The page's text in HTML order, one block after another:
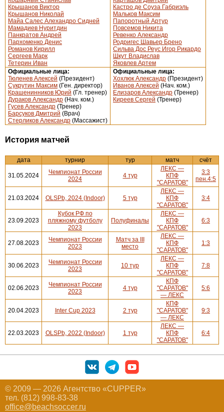
Крышанов Виктор
Крышанов Николай
Майа Салес Алехандро Сидней
Мамадиев Нуритдин
Панкратов Андрей
Пархоменко Денис
Романов Кирилл
Сергеев Марк
Тетерин Иван
Кастро де Соуза Габриэль
Мальков Максим
Папоротный Артур
Повсемов Никита
Ревенко Александр
Родригес Шавьер Брено
Сильва Дос Реус Игор Рикардо
Шкут Владислав
Яковлев Артем
Официальные лица:
Тюленев Алексей (Президент)
Сукрутин Максим (Ген. директор)
Крашенинников Юрий (Гл. тренер)
Дураков Александр (Нач. ком.)
Гусев Александр (Тренер)
Барсуков Дмитрий (Врач)
Стерликов Александр (Массажист)
Официальные лица:
Хохлюк Александр (Президент)
Иванов Алексей (Нач. ком.)
Елизаров Александр (Тренер)
Киреев Сергей (Тренер)
История матчей
дата турнир тур матч счёт
31.05.2024
Чемпионат России
2024
4 тур
ЛЕКС —
КПФ
"САРАТОВ"
3:3
пен.4:5
21.03.2024 OLSPb, 2024 (Indoor) 5 тур
ЛЕКС —
КПФ
"САРАТОВ"
3:4
23.09.2023
Кубок РФ по
пляжному футболу
2023
Полуфиналы
ЛЕКС —
КПФ
"САРАТОВ"
6:3
27.08.2023
Чемпионат России
2023
Матч за III
место
ЛЕКС —
КПФ
"САРАТОВ"
1:3
30.06.2023
Чемпионат России
2023
10 тур
ЛЕКС —
КПФ
"САРАТОВ"
7:8
02.06.2023
Чемпионат России
2023
4 тур
КПФ
"САРАТОВ"
— ЛЕКС
5:6
20.04.2023 Inter Cup 2023 2 тур
КПФ
"САРАТОВ"
— ЛЕКС
9:3
22.03.2023 OLSPb, 2022 (Indoor) 1 тур
ЛЕКС —
КПФ
"САРАТОВ"
6:4
© 2009 — 2026 Агентство «CUPPER»
тел. (812) 998-83-38
office@beachsoccer.ru